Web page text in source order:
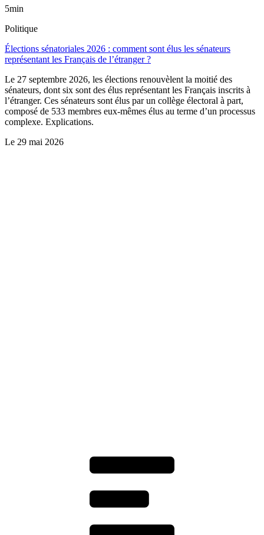
5min
Politique
Élections sénatoriales 2026 : comment sont élus les sénateurs
représentant les Français de l’étranger ?
Le 27 septembre 2026, les élections renouvèlent la moitié des
sénateurs, dont six sont des élus représentant les Français inscrits à
l’étranger. Ces sénateurs sont élus par un collège électoral à part,
composé de 533 membres eux-mêmes élus au terme d’un processus
complexe. Explications.
Le 29 mai 2026